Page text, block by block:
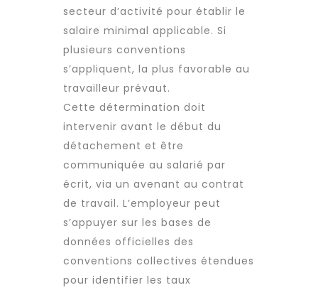
secteur d’activité pour établir le
salaire minimal applicable. Si
plusieurs conventions
s’appliquent, la plus favorable au
travailleur prévaut.
Cette détermination doit
intervenir avant le début du
détachement et être
communiquée au salarié par
écrit, via un avenant au contrat
de travail. L’employeur peut
s’appuyer sur les bases de
données officielles des
conventions collectives étendues
pour identifier les taux